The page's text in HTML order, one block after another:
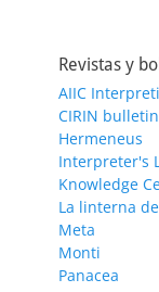
Revistas y
AIIC
CIRIN bulletin
Hermeneus
Interpreter's
Knowledge
La linterna
Meta
Monti
Panacea